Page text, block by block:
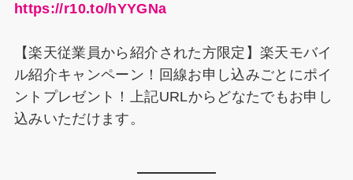
https://r10.to/hYYGNa
【楽天従業員から紹介された方限定】楽天モバイ
ル紹介キャンペーン！回線お申し込みごとにポイ
ントプレゼント！上記URLからどなたでもお申し
込みいただけます。